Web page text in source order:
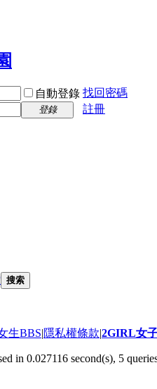
自動登錄 找回密碼
登錄
註冊
搜索
生BBS|隱私權條款|2GIRL女
in 0.027116 second(s), 5